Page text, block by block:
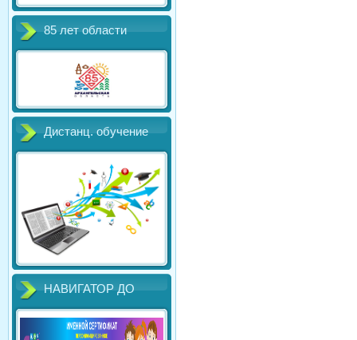
85 лет области
Дистанц. обучение
НАВИГАТОР ДО